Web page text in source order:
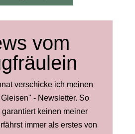
vom
verschicke ich meinen
- Newsletter. So
garantiert keinen meiner
immer als erstes von